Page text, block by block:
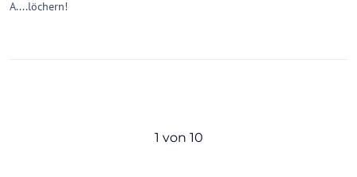
A....löchern!
1 von 10